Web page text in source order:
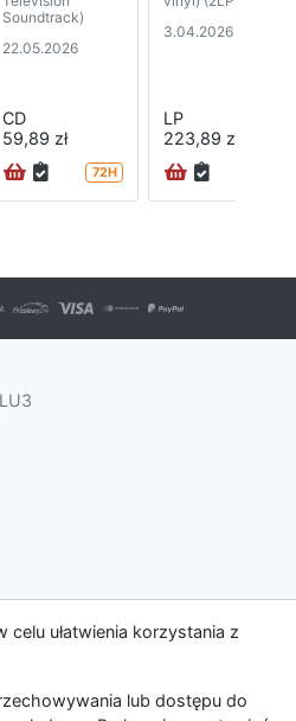
ułatwienia korzystania z
lub dostępu do
Soundtrack)
22.05.2026
CD
59,89 zł
72H
3.04.2026
LP
223,89 zł